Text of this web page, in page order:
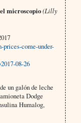
microscopio(Lilly
come-under-
08-26
un galón de leche
Dodge
Humalog,